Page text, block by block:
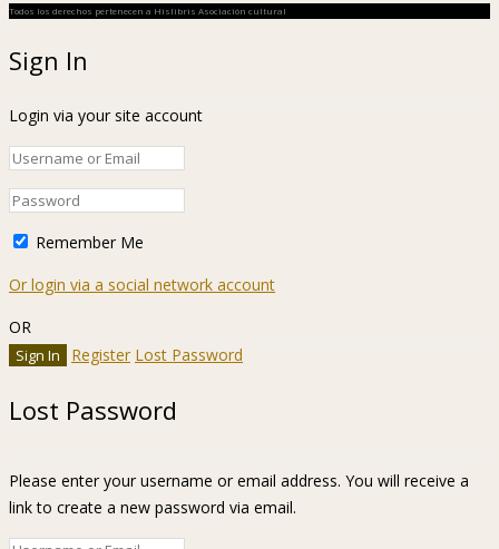
Todos los derechos pertenecen a Hislibris Asociación cultural
Sign In
Login via your site account
Remember Me
Or login via a social network account
OR
Register Lost Password
Lost Password
Please enter your username or email address. You will receive a
link to create a new password via email.